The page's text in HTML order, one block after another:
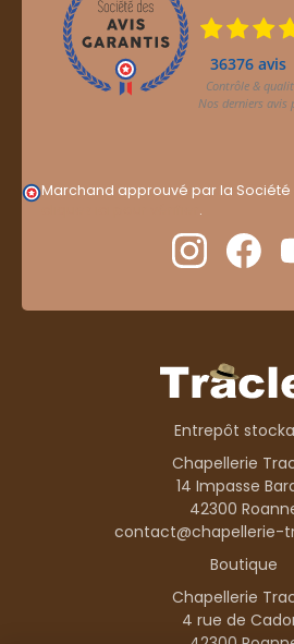
Marchand approuvé par la Société
.
Entrepôt
Chapellerie
14 Impasse
42300
contact@chapellerie-
Boutique
Chapellerie
4 rue de